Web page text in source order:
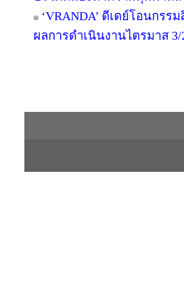
‘VRANDA’ ดีเดย์โอนกรร
ผลการดำเนินงานไตรมาส 3/